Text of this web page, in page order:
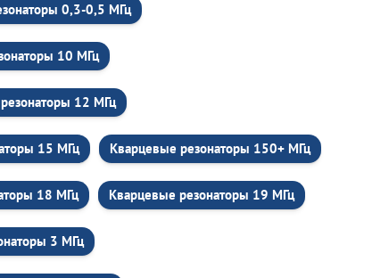
0,3-0,5 МГц
10 МГц
12 МГц
15 МГц Кварцевые резонаторы 150+ МГц
18 МГц Кварцевые резонаторы 19 МГц
3 МГц